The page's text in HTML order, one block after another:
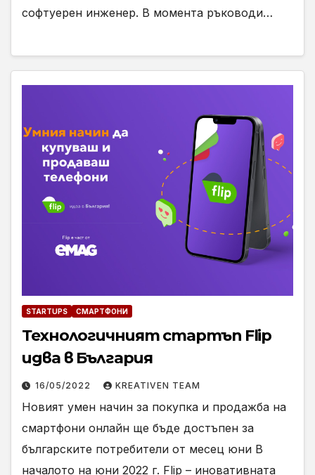
софтуерен инженер. В момента ръководи…
STARTUPS СМАРТФОНИ
Технологичният стартъп Flip
идва в България
16/05/2022 KREATIVEN TEAM
Новият умен начин за покупка и продажба на
смартфони онлайн ще бъде достъпен за
българските потребители от месец юни В
началото на юни 2022 г. Flip – иновативната